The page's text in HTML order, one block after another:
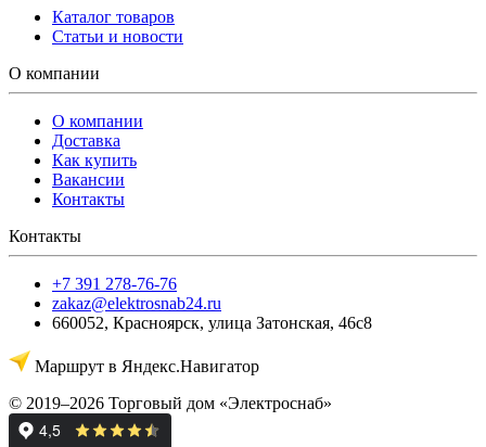
Каталог товаров
Статьи и новости
О компании
О компании
Доставка
Как купить
Вакансии
Контакты
Контакты
+7 391 278-76-76
zakaz@elektrosnab24.ru
660052, Красноярск, улица Затонская, 46с8
Маршрут в Яндекс.Навигатор
© 2019–2026 Торговый дом «Электроснаб»